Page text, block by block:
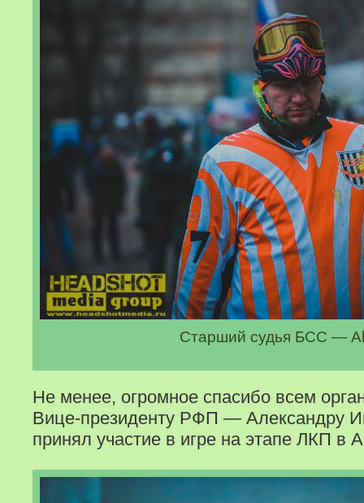
Старший судья БСС —
Не менее, огромное спасибо всем
Вице-президенту РФП — Александру
принял участие в игре на этапе ЛКП